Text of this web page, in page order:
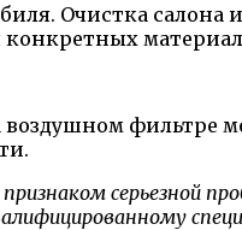
Очистка салона
конкретных
фильтре
серьезной